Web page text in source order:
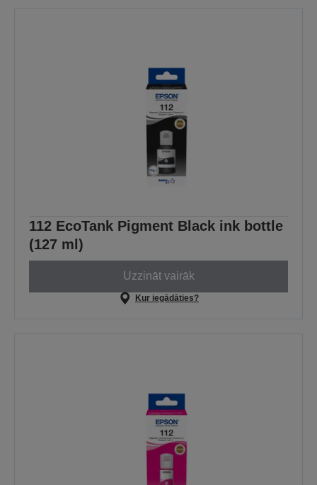
112 EcoTank Pigment Black ink bottle
(127 ml)
Uzzināt vairāk
Kur iegādāties?